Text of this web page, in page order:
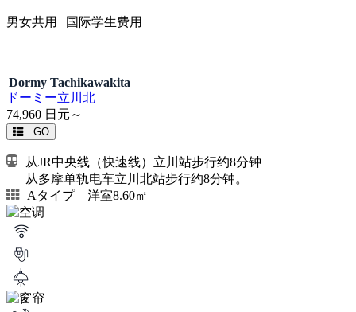
男女共用 国际学生费用
Dormy Tachikawakita
ドーミー立川北
74,960 日元～
GO
从JR中央线（快速线）立川站步行约8分钟
从多摩单轨电车立川北站步行约8分钟。
Aタイプ 洋室8.60㎡